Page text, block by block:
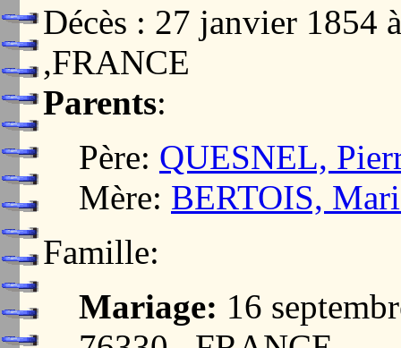
Décès : 27 janvier 1854
,FRANCE
Parents:
Père: QUESNEL,
Mère: BERTOIS,
Famille:
Mariage: 16